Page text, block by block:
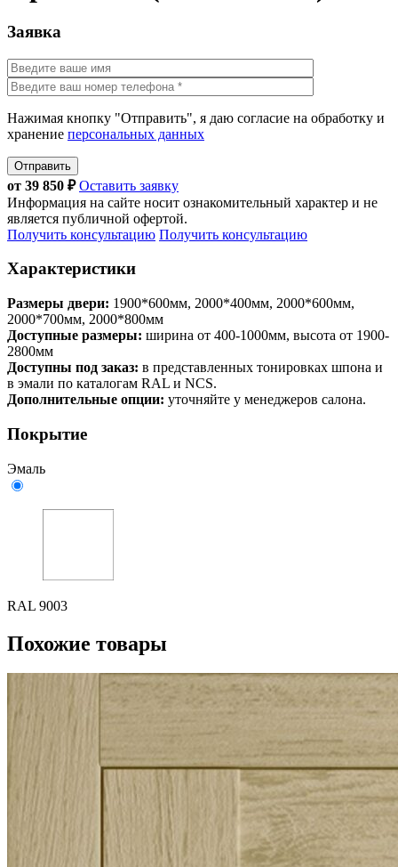
Заявка
Нажимая кнопку "Отправить", я даю согласие на обработку и
хранение персональных данных
Отправить
от 39 850 ₽Оставить заявку
Информация на сайте носит ознакомительный характер и не
является публичной офертой.
Получить консультацию Получить консультацию
Характеристики
Размеры двери: 1900*600мм, 2000*400мм, 2000*600мм,
2000*700мм, 2000*800мм
Доступные размеры: ширина от 400-1000мм, высота от 1900-
2800мм
Доступны под заказ: в представленных тонировках шпона и
в эмали по каталогам RAL и NCS.
Дополнительные опции: уточняйте у менеджеров салона.
Покрытие
Эмаль
RAL 9003
Похожие товары